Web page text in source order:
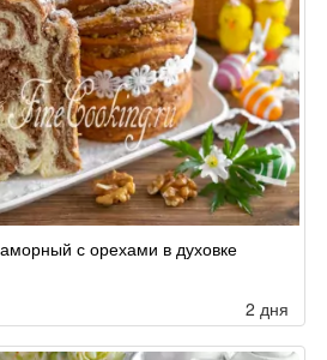
с орехами в духовке
2 дня